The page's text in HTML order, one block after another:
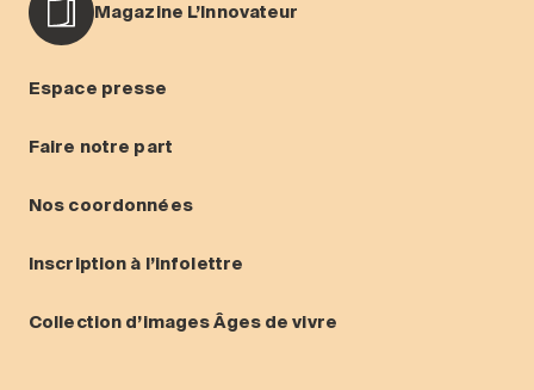
Magazine L’Innovateur
Espace presse
Faire notre part
Nos coordonnées
Inscription à l’infolettre
Collection d’images Âges de vivre